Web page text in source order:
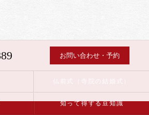
お問い合わせ・予約
知って得する豆知識